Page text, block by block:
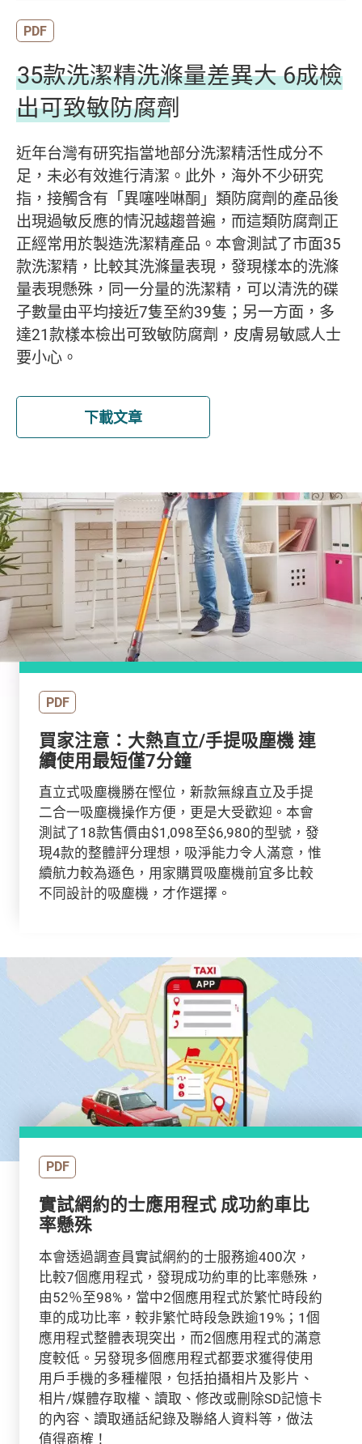
PDF
35款洗潔精洗滌量差異大 6成檢
出可致敏防腐劑
近年台灣有研究指當地部分洗潔精活性成分不
足，未必有效進行清潔。此外，海外不少研究
指，接觸含有「異噻唑啉酮」類防腐劑的產品後
出現過敏反應的情況越趨普遍，而這類防腐劑正
正經常用於製造洗潔精產品。本會測試了市面35
款洗潔精，比較其洗滌量表現，發現樣本的洗滌
量表現懸殊，同一分量的洗潔精，可以清洗的碟
子數量由平均接近7隻至約39隻；另一方面，多
達21款樣本檢出可致敏防腐劑，皮膚易敏感人士
要小心。
下載文章
PDF
買家注意：大熱直立/手提吸塵機 連
續使用最短僅7分鐘
直立式吸塵機勝在慳位，新款無線直立及手提
二合一吸塵機操作方便，更是大受歡迎。本會
測試了18款售價由$1,098至$6,980的型號，發
現4款的整體評分理想，吸淨能力令人滿意，惟
續航力較為遜色，用家購買吸塵機前宜多比較
不同設計的吸塵機，才作選擇。
PDF
實試網約的士應用程式 成功約車比
率懸殊
本會透過調查員實試網約的士服務逾400次，
比較7個應用程式，發現成功約車的比率懸殊，
由52％至98%，當中2個應用程式於繁忙時段約
車的成功比率，較非繁忙時段急跌逾19%；1個
應用程式整體表現突出，而2個應用程式的滿意
度較低。另發現多個應用程式都要求獲得使用
用戶手機的多種權限，包括拍攝相片及影片、
相片/媒體存取權、讀取、修改或刪除SD記憶卡
的內容、讀取通話紀錄及聯絡人資料等，做法
值得商榷！